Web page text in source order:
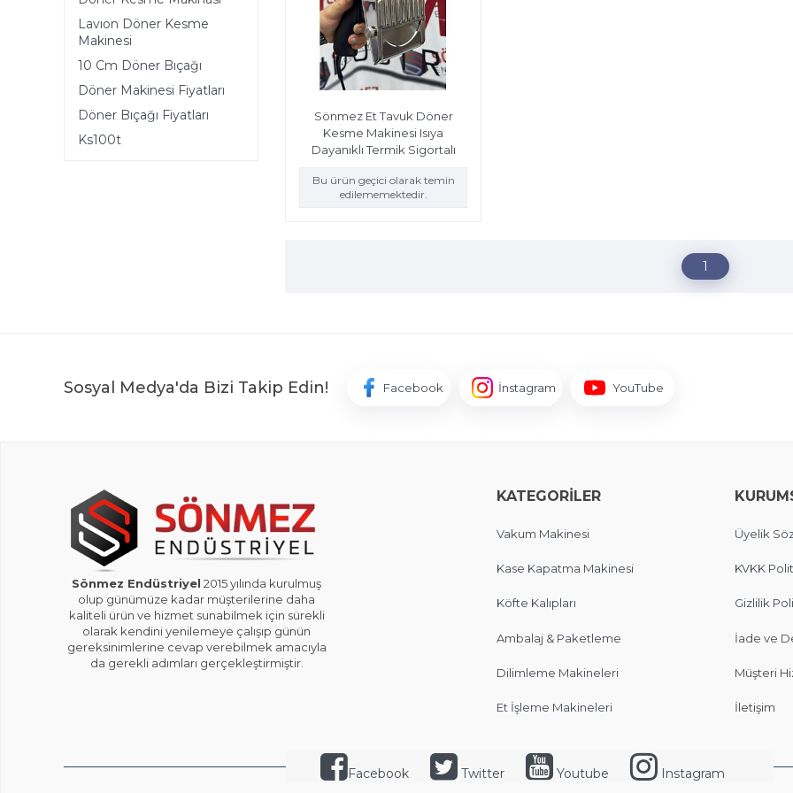
Lavıon Döner Kesme
Makinesi
10 Cm Döner Bıçağı
Döner Makinesi Fiyatları
Döner Bıçağı Fiyatları
Ks100t
Sönmez Et Tavuk Döner
Kesme Makinesi Isıya
Dayanıklı Termik Sigortalı
Bu ürün geçici olarak temin
edilememektedir.
1
Sosyal Medya'da Bizi Takip Edin! Facebook İnstagram YouTube
Sönmez Endüstriyel 2015 yılında kurulmuş
olup günümüze kadar müşterilerine daha
kaliteli ürün ve hizmet sunabilmek için sürekli
olarak kendini yenilemeye çalışıp günün
gereksinimlerine cevap verebilmek amacıyla
da gerekli adımları gerçekleştirmiştir.
KATEGORİLER
Vakum Makinesi
Kase Kapatma Makinesi
Köfte Kalıpları
Ambalaj & Paketleme
Dilimleme Makineleri
Et İşleme Makineleri
Üyelik
KVKK
Gizlilik
İade ve
Müşteri
İletişim
Facebook Twitter Youtube Instagram